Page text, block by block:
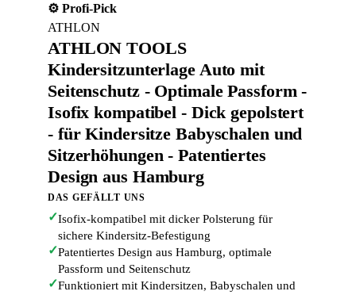
⚙️ Profi-Pick
ATHLON
ATHLON TOOLS
Kindersitzunterlage Auto mit
Seitenschutz - Optimale Passform -
Isofix kompatibel - Dick gepolstert
- für Kindersitze Babyschalen und
Sitzerhöhungen - Patentiertes
Design aus Hamburg
DAS GEFÄLLT UNS
✓Isofix-kompatibel mit dicker Polsterung für
sichere Kindersitz-Befestigung
✓Patentiertes Design aus Hamburg, optimale
Passform und Seitenschutz
✓Funktioniert mit Kindersitzen, Babyschalen und